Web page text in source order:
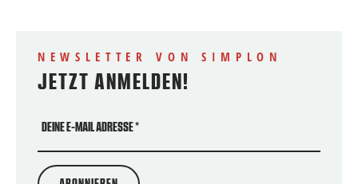
NEWSLETTER VON SIMPLON
JETZT ANMELDEN!
DEINE E-MAIL ADRESSE*